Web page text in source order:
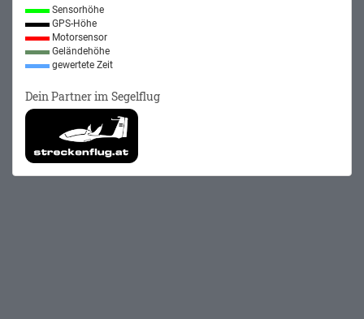
Sensorhöhe
GPS-Höhe
Motorsensor
Geländehöhe
gewertete Zeit
Dein Partner im Segelflug